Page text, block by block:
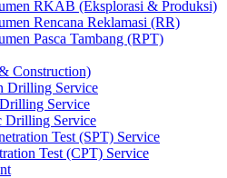
RKAB (Eksplorasi & Produksi)
Rencana Reklamasi (RR)
Pasca Tambang (RPT)
Construction)
Drilling Service
Service
Drilling Service
Test (SPT) Service
Test (CPT) Service